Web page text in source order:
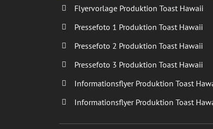
Flyervorlage Produktion Toast Hawaii
Pressefoto 1 Produktion Toast Hawaii
Pressefoto 2 Produktion Toast Hawaii
Pressefoto 3 Produktion Toast Hawaii
Informationsflyer Produktion Toast
Informationsflyer Produktion Toast